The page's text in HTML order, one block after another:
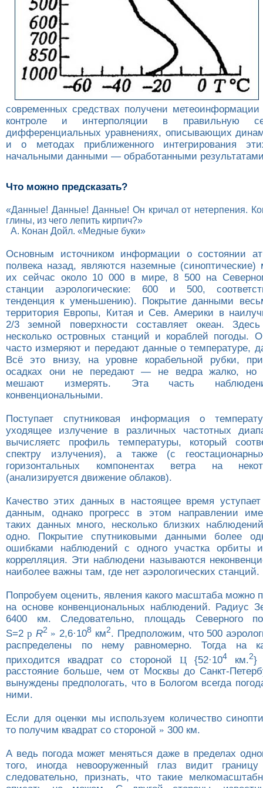
современных средствах получени
контроле и интерполяции в правильную
дифференциальных уравнениях, описывающих
и о методах приближенного интегрирования
начальными данными — обработанными
Что можно предсказать?
«Данные! Данные! Данные! Он кричал от нетерпения.
глины, из чего лепить кирпич?»
А. Конан Дойл. «Медные буки»
Основным источником информации о состоянии
полвека назад, являются наземные
их сейчас около 10 000 в мире, 8 500 на
станции аэрологические: 600 и 500,
тенденция к уменьшению). Покрытие данными
территория Европы, Китая и Сев. Америки в
2/3 земной поверхности составляет океан.
несколько островных станций и кораблей погоды.
часто измеряют и передают данные о температуре,
Всё это внизу, на уровне корабельной рубки,
осадках они не передают — не ведра жалко, но
мешают измерять. Эта часть
конвенциональными.
Поступает спутниковая информация о
уходящее излучение в различных частотных
вычисляетс профиль температуры, который
спектру излучения), а также (с
горизонтальных компонентах ветра на
(анализируется движение облаков).
Качество этих данных в настоящее время уступает
данным, однако прогресс в этом направлении
таких данных много, несколько близких
одно. Покрытие спутниковыми данными более
ошибками наблюдений с одного участка орбиты
коррелляция. Эти наблюдени называются
наиболее важны там, где нет аэрологических станций.
Попробуем оценить, явления какого масштаба можно
на основе конвенциональных наблюдений. Радиус
6400 км. Следовательно, площадь Северного
S=2 p R2 » 2,6·108 км2. Предположим, что 500
распределены по нему равномерно. Тогда на
приходится квадрат со стороной Ц{52·104 км.2
расстояние больше, чем от Москвы до Санкт-
вынуждены предпологать, что в Бологом всегда
ними.
Если для оценки мы используем количество
то получим квадрат со стороной » 300 км.
А ведь погода может меняться даже в пределах
того, иногда невооруженный глаз видит
следовательно, признать, что такие